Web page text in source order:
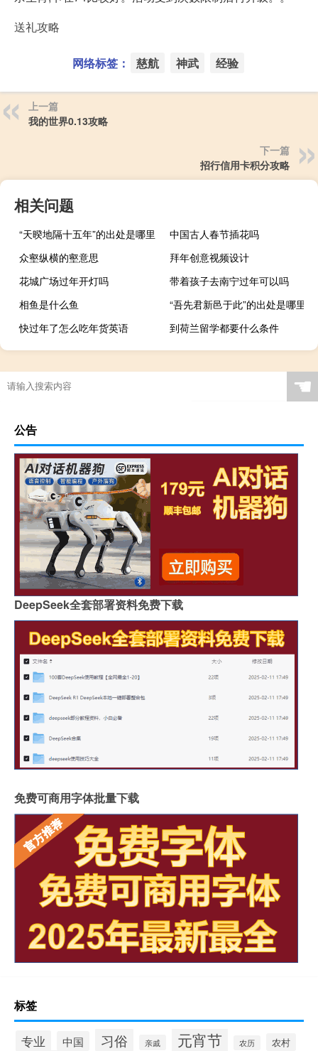
送礼攻略
网络标签： 慈航 神武 经验
上一篇
我的世界0.13攻略
下一篇
招行信用卡积分攻略
相关问题
“天暌地隔十五年”的出处是哪里
中国古人春节插花吗
众壑纵横的壑意思
拜年创意视频设计
花城广场过年开灯吗
带着孩子去南宁过年可以吗
相鱼是什么鱼
“吾先君新邑于此”的出处是哪里
快过年了怎么吃年货英语
到荷兰留学都要什么条件
☚
公告
DeepSeek全套部署资料免费下载
免费可商用字体批量下载
标签
专业 中国 习俗 亲戚 元宵节 农历 农村